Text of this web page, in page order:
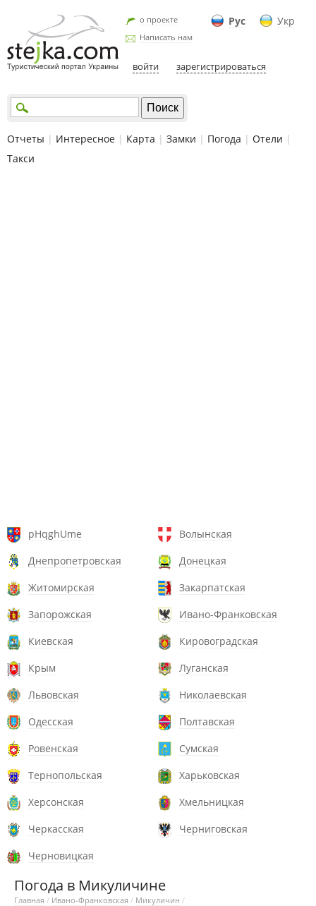
Рус Укр
о проекте
Написать нам
войти зарегистрироваться
Отчеты | Интересное | Карта | Замки | Погода | Отели |
Такси
pHqghUme
Волынская
Днепропетровская
Донецкая
Житомирская
Закарпатская
Запорожская
Ивано-Франковская
Киевская
Кировоградская
Крым
Луганская
Львовская
Николаевская
Одесская
Полтавская
Ровенская
Сумская
Тернопольская
Харьковская
Херсонская
Хмельницкая
Черкасская
Черниговская
Черновицкая
Погода в Микуличине
Главная / Ивано-Франковская / Микуличин /